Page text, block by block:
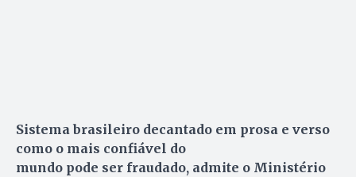
Sistema brasileiro decantado em prosa e verso
como o mais confiável do
mundo pode ser fraudado, admite o Ministério